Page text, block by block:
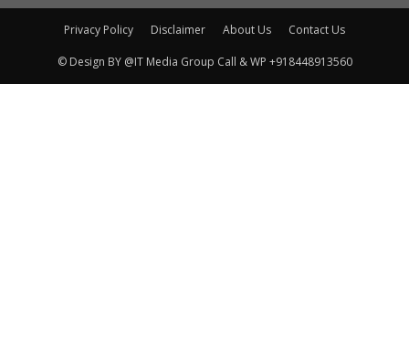
Privacy Policy Disclaimer About Us Contact Us
© Design BY @IT Media Group Call & WP +918448913560